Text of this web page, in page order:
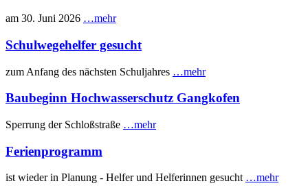
am 30. Juni 2026 …mehr
Schulwegehelfer gesucht
zum Anfang des nächsten Schuljahres …mehr
Baubeginn Hochwasserschutz Gangkofen
Sperrung der Schloßstraße …mehr
Ferienprogramm
ist wieder in Planung - Helfer und Helferinnen gesucht …mehr